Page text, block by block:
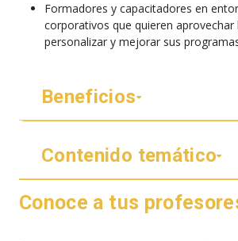
Formadores y capacitadores en
corporativos que quieren aprovechar
personalizar y mejorar sus
Beneficios
Contenido temático
Conoce a tus